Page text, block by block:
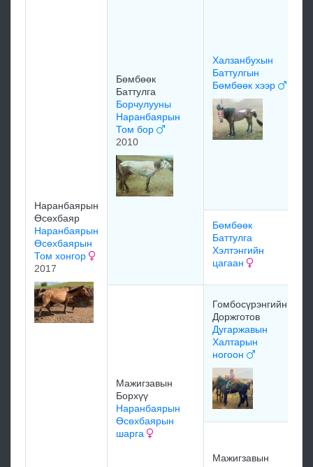
Наранбаярын
Өсөхбаяр
Наранбаярын
Өсөхбаярын
Том хонгор
2017
Бөмбөөк
Баттулга
Борчулууны
Наранбаярын
Том бор
2010
Халзанбухын
Баттулгын
Бөмбөөк хээр
Бөмбөөк
Баттулга
Хэлтэнгийн
цагаан
Мажигзавын
Борхүү
Наранбаярын
Өсөхбаярын
шарга
Гомбосүрэнгийн
Доржготов
Дугаржавын
Халтарын
ногоон
Мажигзавын